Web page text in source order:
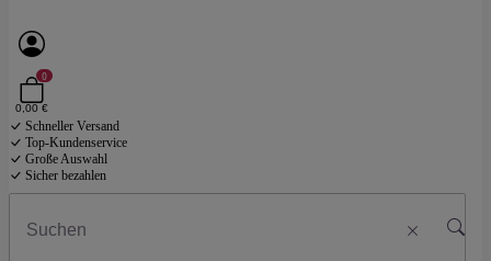
0
0,00 €
Schneller Versand
Top-Kundenservice
Große Auswahl
Sicher bezahlen